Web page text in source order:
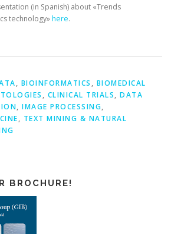
(in Spanish) about «Trends
technology»here.
, BIOINFORMATICS , BIOMEDICAL
, CLINICAL TRIALS, DATA
, IMAGE PROCESSING,
, TEXT MINING & NATURAL
BROCHURE!